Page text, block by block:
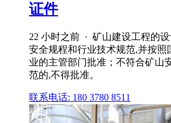
证件
22 小时之前 · 矿山建设工程的
安全规程和行业技术规范,并按照
业的主管部门批准；不符合矿山
范的,不得批准。
联系电话: 180 3780 8511